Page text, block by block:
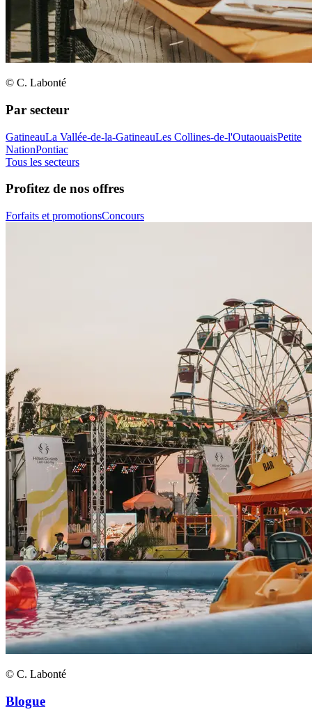
© C. Labonté
Par secteur
GatineauLa Vallée-de-la-GatineauLes Collines-de-l'OutaouaisPetite
NationPontiac
Tous les secteurs
Profitez de nos offres
Forfaits et promotionsConcours
© C. Labonté
Blogue